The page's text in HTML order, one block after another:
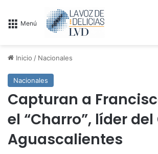
Menú
Inicio / Nacionales
Nacionales
Capturan a
el “Charro”, líder del
Aguascalientes